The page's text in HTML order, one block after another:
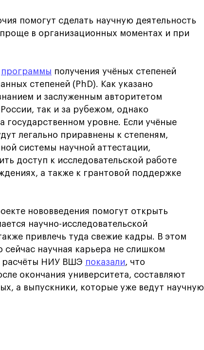
помогут сделать научную деятельность
в организационных моментах и при
программы получения учёных степеней
степеней (PhD). Как указано
и заслуженным авторитетом
так и за рубежом, однако
уровне. Если учёные
легально приравнены к степеням,
системы научной аттестации,
доступ к исследовательской работе
а также к грантовой поддержке
нововведения помогут открыть
научно-исследовательской
привлечь туда свежие кадры. В этом
научная карьера не слишком
расчёты НИУ ВШЭ показали, что
окончания университета, составляют
а выпускники, которые уже ведут научную